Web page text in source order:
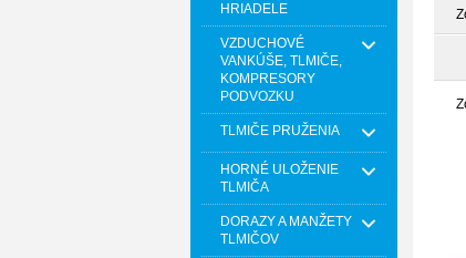
HRIADELE
VZDUCHOVÉ
VANKÚŠE, TLMIČE,
KOMPRESORY
PODVOZKU
TLMIČE PRUŽENIA
HORNÉ ULOŽENIE
TLMIČA
DORAZY A MANŽETY
TLMIČOV